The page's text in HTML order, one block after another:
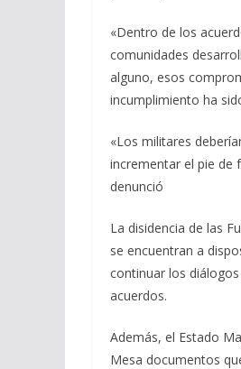
«Dentro de los
comunidades
alguno, esos
incumplimiento ha
«Los militares
incrementar el pie de
denunció
La disidencia de las
se encuentran a
continuar los
acuerdos.
Además, el Estado
Mesa documentos